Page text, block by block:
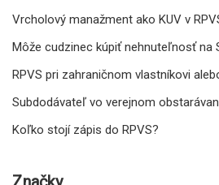
Vrcholový manažment ako KUV v
Môže cudzinec kúpiť nehnuteľnosť na
RPVS pri zahraničnom vlastníkovi
Subdodávateľ vo verejnom
Koľko stojí zápis do RPVS?